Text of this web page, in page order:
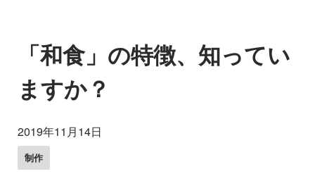
「和食」の特徴、知ってい
ますか？
2019年11月14日
制作